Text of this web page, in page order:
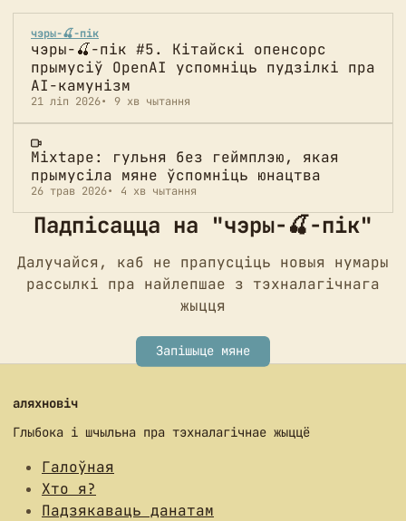
чэры-🍒-пік
чэры-🍒-пік #5. Кітайскі опенсорс
прымусіў OpenAI успомніць пудзілкі пра
AI-камунізм
21 ліп 2026 9 хв чытання
Mixtape: гульня без геймплэю, якая
прымусіла мяне ўспомніць юнацтва
26 трав 2026 4 хв чытання
Падпісацца на "чэры-🍒-пік"
Далучайся, каб не прапусціць новыя нумары
рассылкі пра найлепшае з тэхналагічнага
жыцця
Запішыце мяне
аляхновіч
Глыбока і шчыльна пра тэхналагічнае жыццё
Галоўная
Хто я?
Падзякаваць данатам